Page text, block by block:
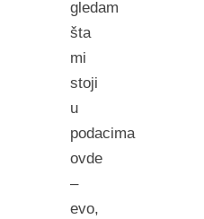
gledam
šta
mi
stoji
u
podacima
ovde
–
evo,